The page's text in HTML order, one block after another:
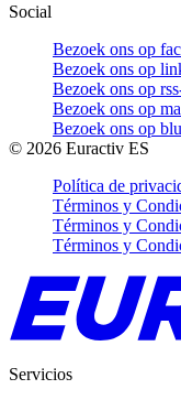
Social
Bezoek ons op
Bezoek ons op
Bezoek ons op
Bezoek ons op
Bezoek ons op
© 2026 Euractiv ES
Política de
Términos y
Términos y
Términos y
Servicios